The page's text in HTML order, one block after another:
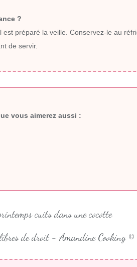
?
préparé la veille. Conservez-le au
de servir.
vous aimerez aussi :
de droit - Amandine Cooking ©